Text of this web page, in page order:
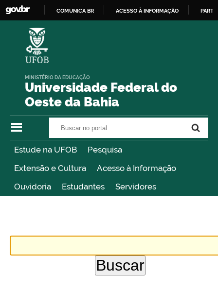
COMUNICA BR ACESSO À INFORMAÇÃO
Universidade Federal do
Oeste da Bahia
MINISTÉRIO DA EDUCAÇÃO
Estude na UFOB
Pesquisa
Extensão e Cultura
Acesso à Informação
Ouvidoria
Estudantes Servidores